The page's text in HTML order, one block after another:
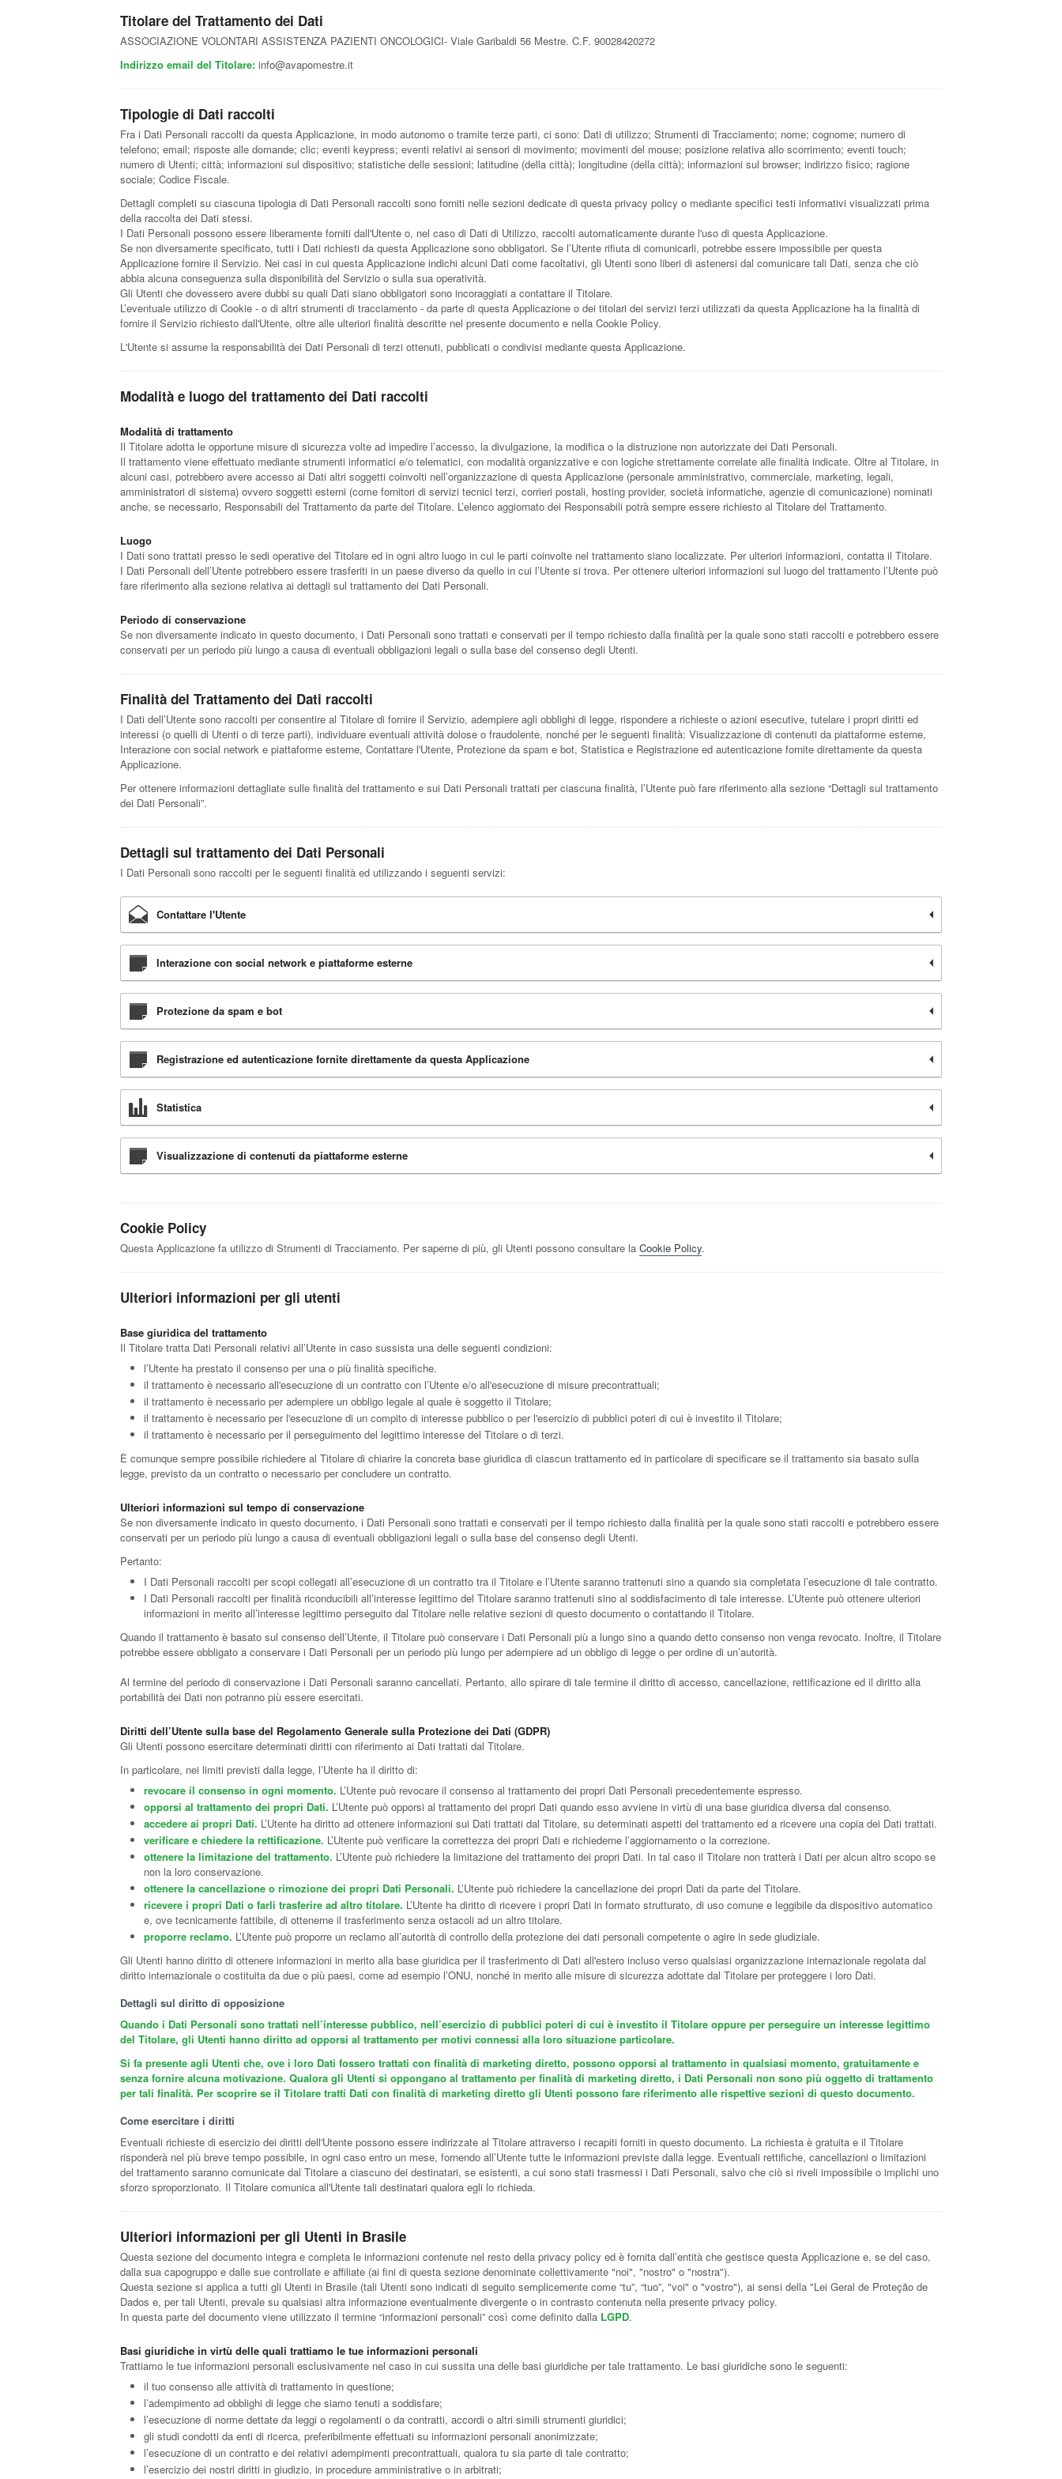
Titolare del Trattamento dei Dati
ASSOCIAZIONE VOLONTARI ASSISTENZA PAZIENTI ONCOLOGICI- Viale Garibaldi 56 Mestre. C.F. 90028420272
Indirizzo email del Titolare: info@avapomestre.it
Tipologie di Dati raccolti
Fra i Dati Personali raccolti da questa Applicazione, in modo autonomo o tramite terze parti, ci sono: Dati di utilizzo; Strumenti di Tracciamento; nome; cognome; numero di
telefono; email; risposte alle domande; clic; eventi keypress; eventi relativi ai sensori di movimento; movimenti del mouse; posizione relativa allo scorrimento; eventi touch;
numero di Utenti; città; informazioni sul dispositivo; statistiche delle sessioni; latitudine (della città); longitudine (della città); informazioni sul browser; indirizzo fisico; ragione
sociale; Codice Fiscale.
Dettagli completi su ciascuna tipologia di Dati Personali raccolti sono forniti nelle sezioni dedicate di questa privacy policy o mediante specifici testi informativi visualizzati prima
della raccolta dei Dati stessi.
I Dati Personali possono essere liberamente forniti dall'Utente o, nel caso di Dati di Utilizzo, raccolti automaticamente durante l'uso di questa Applicazione.
Se non diversamente specificato, tutti i Dati richiesti da questa Applicazione sono obbligatori. Se l’Utente rifiuta di comunicarli, potrebbe essere impossibile per questa
Applicazione fornire il Servizio. Nei casi in cui questa Applicazione indichi alcuni Dati come facoltativi, gli Utenti sono liberi di astenersi dal comunicare tali Dati, senza che ciò
abbia alcuna conseguenza sulla disponibilità del Servizio o sulla sua operatività.
Gli Utenti che dovessero avere dubbi su quali Dati siano obbligatori sono incoraggiati a contattare il Titolare.
L’eventuale utilizzo di Cookie - o di altri strumenti di tracciamento - da parte di questa Applicazione o dei titolari dei servizi terzi utilizzati da questa Applicazione ha la finalità di
fornire il Servizio richiesto dall'Utente, oltre alle ulteriori finalità descritte nel presente documento e nella Cookie Policy.
L'Utente si assume la responsabilità dei Dati Personali di terzi ottenuti, pubblicati o condivisi mediante questa Applicazione.
Modalità e luogo del trattamento dei Dati raccolti
Modalità di trattamento
Il Titolare adotta le opportune misure di sicurezza volte ad impedire l’accesso, la divulgazione, la modifica o la distruzione non autorizzate dei Dati Personali.
Il trattamento viene effettuato mediante strumenti informatici e/o telematici, con modalità organizzative e con logiche strettamente correlate alle finalità indicate. Oltre al Titolare, in
alcuni casi, potrebbero avere accesso ai Dati altri soggetti coinvolti nell’organizzazione di questa Applicazione (personale amministrativo, commerciale, marketing, legali,
amministratori di sistema) ovvero soggetti esterni (come fornitori di servizi tecnici terzi, corrieri postali, hosting provider, società informatiche, agenzie di comunicazione) nominati
anche, se necessario, Responsabili del Trattamento da parte del Titolare. L’elenco aggiornato dei Responsabili potrà sempre essere richiesto al Titolare del Trattamento.
Luogo
I Dati sono trattati presso le sedi operative del Titolare ed in ogni altro luogo in cui le parti coinvolte nel trattamento siano localizzate. Per ulteriori informazioni, contatta il Titolare.
I Dati Personali dell’Utente potrebbero essere trasferiti in un paese diverso da quello in cui l’Utente si trova. Per ottenere ulteriori informazioni sul luogo del trattamento l’Utente può
fare riferimento alla sezione relativa ai dettagli sul trattamento dei Dati Personali.
Periodo di conservazione
Se non diversamente indicato in questo documento, i Dati Personali sono trattati e conservati per il tempo richiesto dalla finalità per la quale sono stati raccolti e potrebbero essere
conservati per un periodo più lungo a causa di eventuali obbligazioni legali o sulla base del consenso degli Utenti.
Finalità del Trattamento dei Dati raccolti
I Dati dell’Utente sono raccolti per consentire al Titolare di fornire il Servizio, adempiere agli obblighi di legge, rispondere a richieste o azioni esecutive, tutelare i propri diritti ed
interessi (o quelli di Utenti o di terze parti), individuare eventuali attività dolose o fraudolente, nonché per le seguenti finalità: Visualizzazione di contenuti da piattaforme esterne,
Interazione con social network e piattaforme esterne, Contattare l'Utente, Protezione da spam e bot, Statistica e Registrazione ed autenticazione fornite direttamente da questa
Applicazione.
Per ottenere informazioni dettagliate sulle finalità del trattamento e sui Dati Personali trattati per ciascuna finalità, l’Utente può fare riferimento alla sezione “Dettagli sul trattamento
dei Dati Personali”.
Dettagli sul trattamento dei Dati Personali
I Dati Personali sono raccolti per le seguenti finalità ed utilizzando i seguenti servizi:
Contattare l'Utente
Interazione con social network e piattaforme esterne
Protezione da spam e bot
Registrazione ed autenticazione fornite direttamente da questa Applicazione
Statistica
Visualizzazione di contenuti da piattaforme esterne
Cookie Policy
Questa Applicazione fa utilizzo di Strumenti di Tracciamento. Per saperne di più, gli Utenti possono consultare la Cookie Policy.
Ulteriori informazioni per gli utenti
Base giuridica del trattamento
Il Titolare tratta Dati Personali relativi all’Utente in caso sussista una delle seguenti condizioni:
l’Utente ha prestato il consenso per una o più finalità specifiche.
il trattamento è necessario all'esecuzione di un contratto con l’Utente e/o all'esecuzione di misure precontrattuali;
il trattamento è necessario per adempiere un obbligo legale al quale è soggetto il Titolare;
il trattamento è necessario per l'esecuzione di un compito di interesse pubblico o per l'esercizio di pubblici poteri di cui è investito il Titolare;
il trattamento è necessario per il perseguimento del legittimo interesse del Titolare o di terzi.
È comunque sempre possibile richiedere al Titolare di chiarire la concreta base giuridica di ciascun trattamento ed in particolare di specificare se il trattamento sia basato sulla
legge, previsto da un contratto o necessario per concludere un contratto.
Ulteriori informazioni sul tempo di conservazione
Se non diversamente indicato in questo documento, i Dati Personali sono trattati e conservati per il tempo richiesto dalla finalità per la quale sono stati raccolti e potrebbero essere
conservati per un periodo più lungo a causa di eventuali obbligazioni legali o sulla base del consenso degli Utenti.
Pertanto:
I Dati Personali raccolti per scopi collegati all’esecuzione di un contratto tra il Titolare e l’Utente saranno trattenuti sino a quando sia completata l’esecuzione di tale contratto.
I Dati Personali raccolti per finalità riconducibili all’interesse legittimo del Titolare saranno trattenuti sino al soddisfacimento di tale interesse. L’Utente può ottenere ulteriori
informazioni in merito all’interesse legittimo perseguito dal Titolare nelle relative sezioni di questo documento o contattando il Titolare.
Quando il trattamento è basato sul consenso dell’Utente, il Titolare può conservare i Dati Personali più a lungo sino a quando detto consenso non venga revocato. Inoltre, il Titolare
potrebbe essere obbligato a conservare i Dati Personali per un periodo più lungo per adempiere ad un obbligo di legge o per ordine di un’autorità.
Al termine del periodo di conservazione i Dati Personali saranno cancellati. Pertanto, allo spirare di tale termine il diritto di accesso, cancellazione, rettificazione ed il diritto alla
portabilità dei Dati non potranno più essere esercitati.
Diritti dell’Utente sulla base del Regolamento Generale sulla Protezione dei Dati (GDPR)
Gli Utenti possono esercitare determinati diritti con riferimento ai Dati trattati dal Titolare.
In particolare, nei limiti previsti dalla legge, l’Utente ha il diritto di:
revocare il consenso in ogni momento. L’Utente può revocare il consenso al trattamento dei propri Dati Personali precedentemente espresso.
opporsi al trattamento dei propri Dati. L’Utente può opporsi al trattamento dei propri Dati quando esso avviene in virtù di una base giuridica diversa dal consenso.
accedere ai propri Dati. L’Utente ha diritto ad ottenere informazioni sui Dati trattati dal Titolare, su determinati aspetti del trattamento ed a ricevere una copia dei Dati trattati.
verificare e chiedere la rettificazione. L’Utente può verificare la correttezza dei propri Dati e richiederne l’aggiornamento o la correzione.
ottenere la limitazione del trattamento. L’Utente può richiedere la limitazione del trattamento dei propri Dati. In tal caso il Titolare non tratterà i Dati per alcun altro scopo se
non la loro conservazione.
ottenere la cancellazione o rimozione dei propri Dati Personali. L’Utente può richiedere la cancellazione dei propri Dati da parte del Titolare.
ricevere i propri Dati o farli trasferire ad altro titolare. L’Utente ha diritto di ricevere i propri Dati in formato strutturato, di uso comune e leggibile da dispositivo automatico
e, ove tecnicamente fattibile, di ottenerne il trasferimento senza ostacoli ad un altro titolare.
proporre reclamo. L’Utente può proporre un reclamo all’autorità di controllo della protezione dei dati personali competente o agire in sede giudiziale.
Gli Utenti hanno diritto di ottenere informazioni in merito alla base giuridica per il trasferimento di Dati all'estero incluso verso qualsiasi organizzazione internazionale regolata dal
diritto internazionale o costituita da due o più paesi, come ad esempio l’ONU, nonché in merito alle misure di sicurezza adottate dal Titolare per proteggere i loro Dati.
Dettagli sul diritto di opposizione
Quando i Dati Personali sono trattati nell’interesse pubblico, nell’esercizio di pubblici poteri di cui è investito il Titolare oppure per perseguire un interesse legittimo
del Titolare, gli Utenti hanno diritto ad opporsi al trattamento per motivi connessi alla loro situazione particolare.
Si fa presente agli Utenti che, ove i loro Dati fossero trattati con finalità di marketing diretto, possono opporsi al trattamento in qualsiasi momento, gratuitamente e
senza fornire alcuna motivazione. Qualora gli Utenti si oppongano al trattamento per finalità di marketing diretto, i Dati Personali non sono più oggetto di trattamento
per tali finalità. Per scoprire se il Titolare tratti Dati con finalità di marketing diretto gli Utenti possono fare riferimento alle rispettive sezioni di questo documento.
Come esercitare i diritti
Eventuali richieste di esercizio dei diritti dell'Utente possono essere indirizzate al Titolare attraverso i recapiti forniti in questo documento. La richiesta è gratuita e il Titolare
risponderà nel più breve tempo possibile, in ogni caso entro un mese, fornendo all’Utente tutte le informazioni previste dalla legge. Eventuali rettifiche, cancellazioni o limitazioni
del trattamento saranno comunicate dal Titolare a ciascuno dei destinatari, se esistenti, a cui sono stati trasmessi i Dati Personali, salvo che ciò si riveli impossibile o implichi uno
sforzo sproporzionato. Il Titolare comunica all'Utente tali destinatari qualora egli lo richieda.
Ulteriori informazioni per gli Utenti in Brasile
Questa sezione del documento integra e completa le informazioni contenute nel resto della privacy policy ed è fornita dall’entità che gestisce questa Applicazione e, se del caso,
dalla sua capogruppo e dalle sue controllate e affiliate (ai fini di questa sezione denominate collettivamente "noi", "nostro" o "nostra").
Questa sezione si applica a tutti gli Utenti in Brasile (tali Utenti sono indicati di seguito semplicemente come “tu”, “tuo”, "voi" o "vostro"), ai sensi della "Lei Geral de Proteção de
Dados e, per tali Utenti, prevale su qualsiasi altra informazione eventualmente divergente o in contrasto contenuta nella presente privacy policy.
In questa parte del documento viene utilizzato il termine “informazioni personali” così come definito dalla LGPD.
Basi giuridiche in virtù delle quali trattiamo le tue informazioni personali
Trattiamo le tue informazioni personali esclusivamente nel caso in cui sussita una delle basi giuridiche per tale trattamento. Le basi giuridiche sono le seguenti:
il tuo consenso alle attività di trattamento in questione;
l’adempimento ad obblighi di legge che siamo tenuti a soddisfare;
l’esecuzione di norme dettate da leggi o regolamenti o da contratti, accordi o altri simili strumenti giuridici;
gli studi condotti da enti di ricerca, preferibilmente effettuati su informazioni personali anonimizzate;
l’esecuzione di un contratto e dei relativi adempimenti precontrattuali, qualora tu sia parte di tale contratto;
l’esercizio dei nostri diritti in giudizio, in procedure amministrative o in arbitrati;